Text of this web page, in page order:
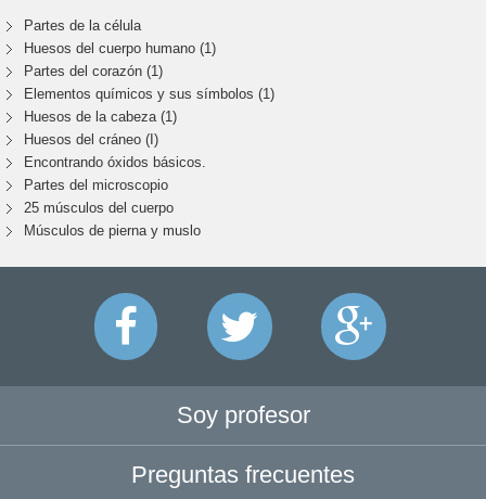
Partes de la célula
Huesos del cuerpo humano (1)
Partes del corazón (1)
Elementos químicos y sus símbolos (1)
Huesos de la cabeza (1)
Huesos del cráneo (I)
Encontrando óxidos básicos.
Partes del microscopio
25 músculos del cuerpo
Músculos de pierna y muslo
Soy profesor
Preguntas frecuentes